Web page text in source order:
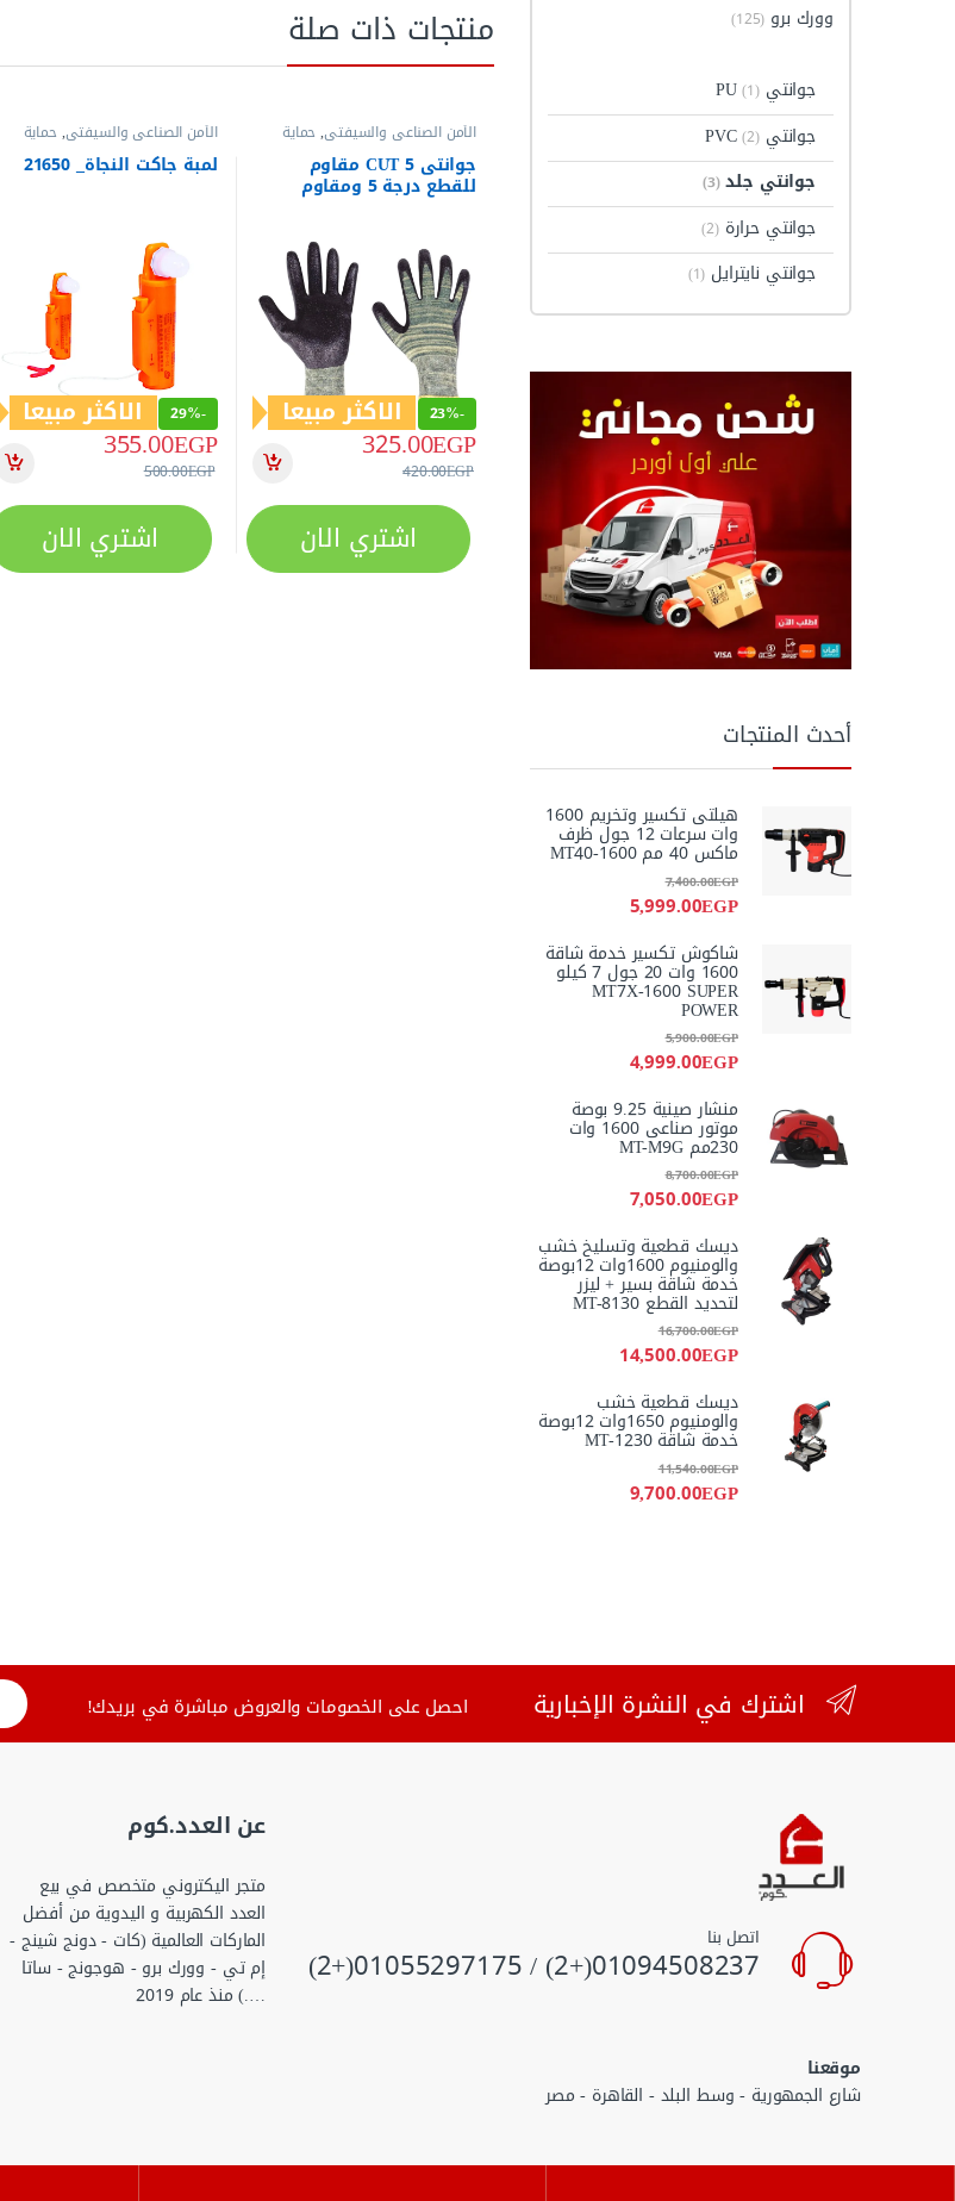
منتجات ذات صلة
الأمن الصناعي والسيفتي, حماية
اليدين
جوانتى CUT 5 مقاوم
للقطع درجة 5 ومقاوم
للحرارة 350 درجة Sharpflex
-
23% الاكثر مبيعا
325.00EGP
420.00EGP
اشتري الان
الأمن الصناعي والسيفتي, حماية
الجسم
لمبة جاكت النجاة_ 21650
-
29% الاكثر مبيعا
355.00EGP
500.00EGP
اشتري الان
وورك برو (125)
جوانتي PU(1)
جوانتي PVC(2)
جوانتي جلد(3)
جوانتي حرارة(2)
جوانتي نايترايل (1)
أحدث المنتجات
هيلتى تكسير وتخريم 1600
وات سرعات 12 جول ظرف
ماكس 40 مم MT40-1600
5,999.00EGP
7,400.00EGP
شاكوش تكسير خدمة شاقة
1600 وات 20 جول 7 كيلو
MT7X-1600 SUPER
POWER
4,999.00EGP
5,900.00EGP
منشار صينية 9.25 بوصة
موتور صناعى 1600 وات
230مم MT-M9G
7,050.00EGP
8,700.00EGP
ديسك قطعية وتسليخ خشب
والومنيوم 1600وات 12بوصة
خدمة شاقة بسير + ليزر
لتحديد القطع MT-8130
14,500.00EGP
16,700.00EGP
ديسك قطعية خشب
والومنيوم 1650وات 12بوصة
خدمة شاقة MT-1230
9,700.00EGP
11,540.00EGP
اشترك في النشرة الإخبارية احصل على الخصومات والعروض مباشرة في بريدك!
اتصل بنا
01094508237(+2) / 01055297175(+2)
موقعنا
شارع الجمهورية - وسط البلد - القاهرة - مصر
عن العدد.كوم
متجر اليكتروني متخصص في بيع
العدد الكهربية و اليدوية من أفضل
الماركات العالمية (كات - دونج شينج -
إم تي - وورك برو - هوجونج - ساتا
….) منذ عام 2019